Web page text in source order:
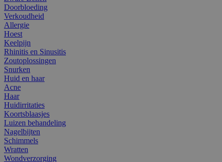
Doorbloeding
Verkoudheid
Allergie
Hoest
Keelpijn
Rhinitis en Sinusitis
Zoutoplossingen
Snurken
Huid en haar
Acne
Haar
Huidirritaties
Koortsblaasjes
Luizen behandeling
Nagelbijten
Schimmels
Wratten
Wondverzorging